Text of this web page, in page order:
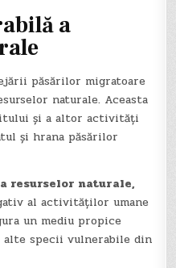
a
păsărilor migratoare
naturale. Aceasta
și a altor activități
și hrana păsărilor
resurselor naturale,
al activităților umane
un mediu propice
specii vulnerabile din